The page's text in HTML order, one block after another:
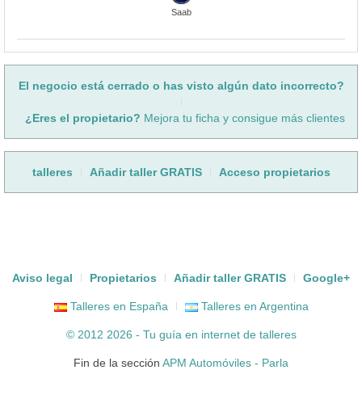
Saab
El negocio está cerrado o has visto algún dato incorrecto?
¿Eres el propietario? Mejora tu ficha y consigue más clientes
talleres Añadir taller GRATIS Acceso propietarios
Aviso legal Propietarios Añadir taller GRATIS Google+
Talleres en España Talleres en Argentina
© 2012 2026 - Tu guía en internet de talleres
Fin de la sección APM Automóviles - Parla